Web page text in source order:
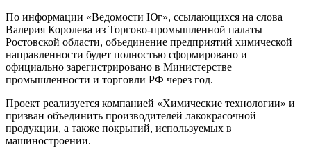
По информации «Ведомости Юг», ссылающихся на слова
Валерия Королева из Торгово-промышленной палаты
Ростовской области, объединение предприятий химической
направленности будет полностью сформировано и
официально зарегистрировано в Министерстве
промышленности и торговли РФ через год.
Проект реализуется компанией «Химические технологии» и
призван объединить производителей лакокрасочной
продукции, а также покрытий, используемых в
машиностроении.